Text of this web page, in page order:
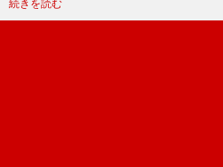
続きを読む